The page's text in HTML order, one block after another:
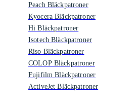
Peach Bläckpatroner
Kyocera Bläckpatroner
Hi Bläckpatroner
Isotech Bläckpatroner
Riso Bläckpatroner
COLOP Bläckpatroner
Fujifilm Bläckpatroner
ActiveJet Bläckpatroner